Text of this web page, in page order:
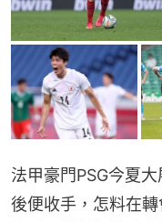
法甲豪門PSG今夏
後便收手，怎料在